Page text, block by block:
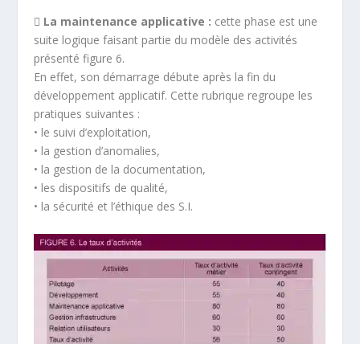
 La maintenance applicative : cette phase est une
suite logique faisant partie du modèle des activités
présenté figure 6.
En effet, son démarrage débute après la fin du
développement applicatif. Cette rubrique regroupe les
pratiques suivantes :
• le suivi d’exploitation,
• la gestion d’anomalies,
• la gestion de la documentation,
• les dispositifs de qualité,
• la sécurité et l’éthique des S.I.